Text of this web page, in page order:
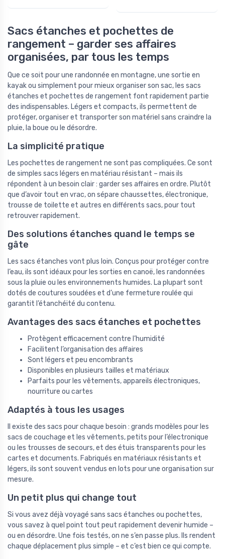
Sacs étanches et pochettes de
rangement – garder ses affaires
organisées, par tous les temps
Que ce soit pour une randonnée en montagne, une sortie en
kayak ou simplement pour mieux organiser son sac, les sacs
étanches et pochettes de rangement font rapidement partie
des indispensables. Légers et compacts, ils permettent de
protéger, organiser et transporter son matériel sans craindre la
pluie, la boue ou le désordre.
La simplicité pratique
Les pochettes de rangement ne sont pas compliquées. Ce sont
de simples sacs légers en matériau résistant – mais ils
répondent à un besoin clair : garder ses affaires en ordre. Plutôt
que d’avoir tout en vrac, on sépare chaussettes, électronique,
trousse de toilette et autres en différents sacs, pour tout
retrouver rapidement.
Des solutions étanches quand le temps se
gâte
Les sacs étanches vont plus loin. Conçus pour protéger contre
l’eau, ils sont idéaux pour les sorties en canoë, les randonnées
sous la pluie ou les environnements humides. La plupart sont
dotés de coutures soudées et d’une fermeture roulée qui
garantit l’étanchéité du contenu.
Avantages des sacs étanches et pochettes
Protègent efficacement contre l’humidité
Facilitent l’organisation des affaires
Sont légers et peu encombrants
Disponibles en plusieurs tailles et matériaux
Parfaits pour les vêtements, appareils électroniques,
nourriture ou cartes
Adaptés à tous les usages
Il existe des sacs pour chaque besoin : grands modèles pour les
sacs de couchage et les vêtements, petits pour l’électronique
ou les trousses de secours, et des étuis transparents pour les
cartes et documents. Fabriqués en matériaux résistants et
légers, ils sont souvent vendus en lots pour une organisation sur
mesure.
Un petit plus qui change tout
Si vous avez déjà voyagé sans sacs étanches ou pochettes,
vous savez à quel point tout peut rapidement devenir humide –
ou en désordre. Une fois testés, on ne s’en passe plus. Ils rendent
chaque déplacement plus simple – et c’est bien ce qui compte.